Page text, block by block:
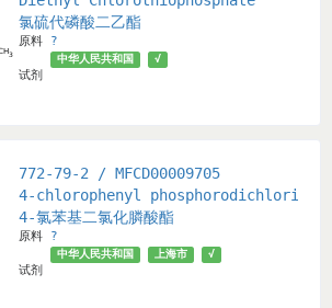
氯硫代磷酸二乙酯
原料 ?
试剂
中华人民共和国 √
772-79-2 / MFCD00009705
4-chlorophenyl
4-氯苯基二氯化膦酸酯
原料 ?
试剂
中华人民共和国 上海市 √